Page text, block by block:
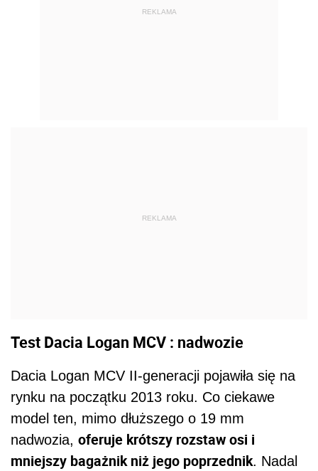
REKLAMA
REKLAMA
Test Dacia Logan MCV : nadwozie
Dacia Logan MCV II-generacji pojawiła się na
rynku na początku 2013 roku. Co ciekawe
model ten, mimo dłuższego o 19 mm
nadwozia, oferuje krótszy rozstaw osi i
mniejszy bagażnik niż jego poprzednik. Nadal